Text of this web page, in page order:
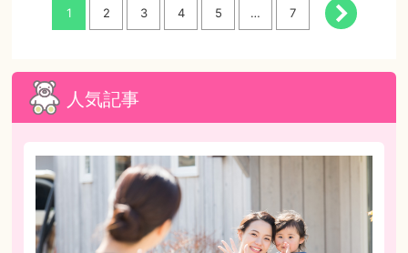
1 2 3 4 5 … 7
人気記事